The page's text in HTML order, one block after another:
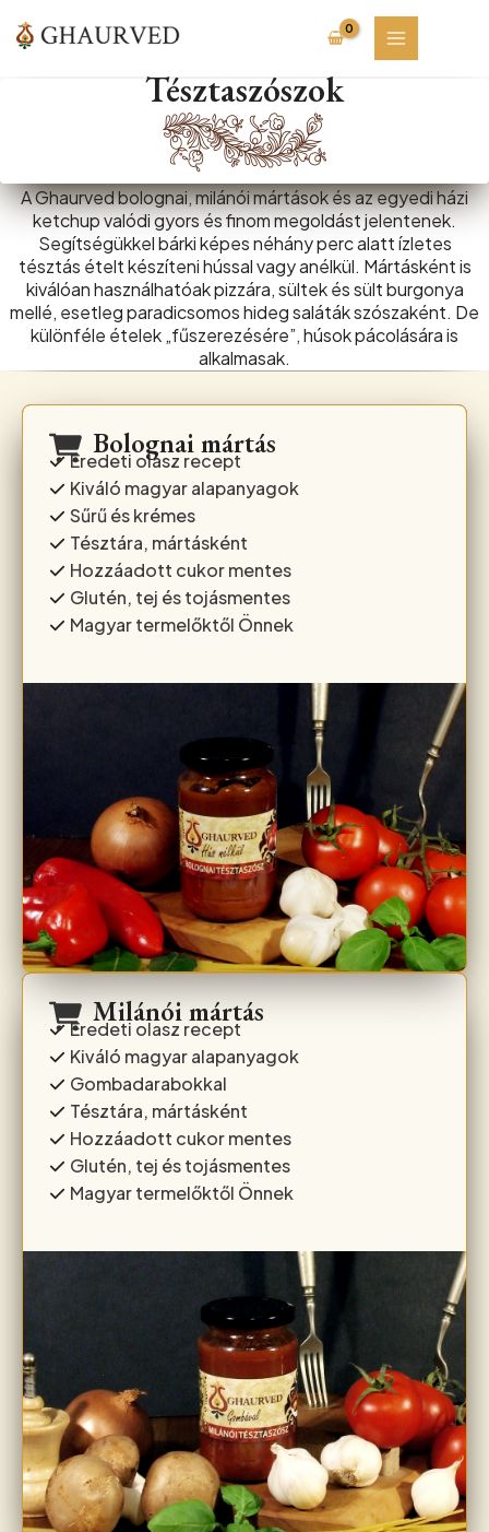
content
Tésztaszószok
A Ghaurved bolognai, milánói mártások és az egyedi házi
ketchup valódi gyors és finom megoldást jelentenek.
Segítségükkel bárki képes néhány perc alatt ízletes
tésztás ételt készíteni hússal vagy anélkül. Mártásként is
kiválóan használhatóak pizzára, sültek és sült burgonya
mellé, esetleg paradicsomos hideg saláták szószaként. De
különféle ételek „fűszerezésére”, húsok pácolására is
alkalmasak.
Bolognai mártás
Eredeti olasz recept
Kiváló magyar alapanyagok
Sűrű és krémes
Tésztára, mártásként
Hozzáadott cukor mentes
Glutén, tej és tojásmentes
Magyar termelőktől Önnek
Milánói mártás
Eredeti olasz recept
Kiváló magyar alapanyagok
Gombadarabokkal
Tésztára, mártásként
Hozzáadott cukor mentes
Glutén, tej és tojásmentes
Magyar termelőktől Önnek